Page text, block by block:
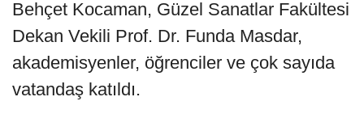
Behçet Kocaman, Güzel Sanatlar Fakültesi
Dekan Vekili Prof. Dr. Funda Masdar,
akademisyenler, öğrenciler ve çok sayıda
vatandaş katıldı.